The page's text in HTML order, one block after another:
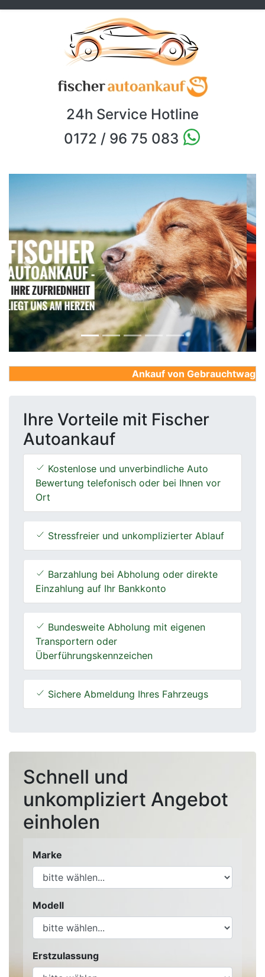
24h Service Hotline
0172 / 96 75 083
Previous Next
Ankauf von
Ihre Vorteile mit Fischer
Autoankauf
Kostenlose und unverbindliche Auto
Bewertung telefonisch oder bei Ihnen vor
Ort
Stressfreier und unkomplizierter Ablauf
Barzahlung bei Abholung oder direkte
Einzahlung auf Ihr Bankkonto
Bundesweite Abholung mit eigenen
Transportern oder
Überführungskennzeichen
Sichere Abmeldung Ihres Fahrzeugs
Schnell und
unkompliziert Angebot
einholen
Marke
Modell
Erstzulassung